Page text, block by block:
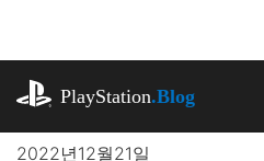
로
뛰
PlayStation.Blog
2022년12월21일